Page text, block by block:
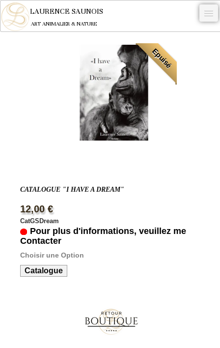
LAURENCE SAUNOIS
ART ANIMALIER & NATURE
NYMPHEUS LUMINANSIS.
0
Epuisé
CATALOGUE "I HAVE A DREAM"
12,00 €
CatGSDream
Pour plus d'informations, veuillez me
Contacter
Choisir une Option
Catalogue